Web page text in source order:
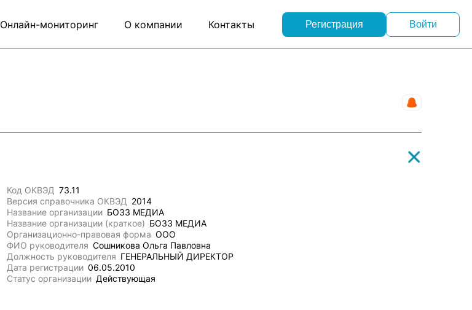
Онлайн-мониторинг О компании Контакты Регистрация Войти
Код ОКВЭД 73.11
Версия справочника ОКВЭД 2014
Название организации БОЗЗ МЕДИА
Название организации (краткое) БОЗЗ МЕДИА
Организационно-правовая форма ООО
ФИО руководителя Сошникова Ольга Павловна
Должность руководителя ГЕНЕРАЛЬНЫЙ ДИРЕКТОР
Дата регистрации 06.05.2010
Статус организации Действующая